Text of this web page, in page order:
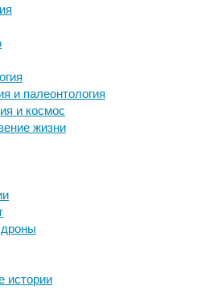
и палеонтология
и космос
жизни
истории
знания иммунитет
и методы